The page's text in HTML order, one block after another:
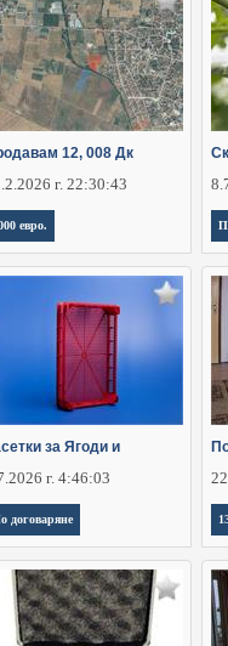
12, 008 Дк
г. 22:30:43
евро.
за Ягоди и
г. 4:46:03
договаряне